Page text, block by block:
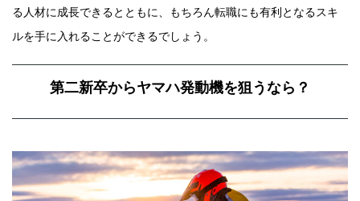
る人材に成長できるとともに、もちろん転職にも有利となるスキ
ルを手に入れることができるでしょう。
第二新卒からヤマハ発動機を狙うなら？